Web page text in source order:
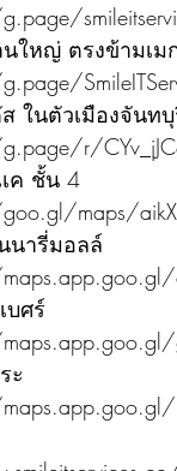
ใหญ่ ตรงข้ามเม
ในตัวเมืองจันท
r/
ค ชั้น 4
maps/
นารี่มอลล์
บศร์
ะ